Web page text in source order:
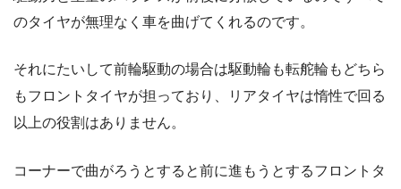
のタイヤが無理なく車を曲げてくれるのです。
それにたいして前輪駆動の場合は駆動輪も転舵輪もどちら
もフロントタイヤが担っており、リアタイヤは惰性で回る
以上の役割はありません。
コーナーで曲がろうとすると前に進もうとするフロントタ